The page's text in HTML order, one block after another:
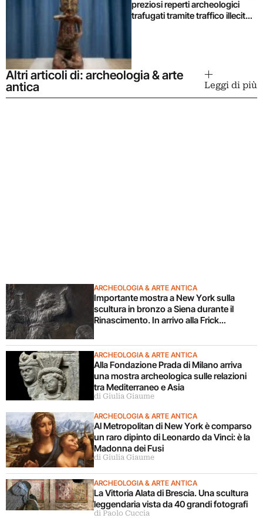
preziosi reperti archeologici
trafugati tramite traffico illecito
Altri articoli di: archeologia & arte
antica
Leggi di più
ARCHEOLOGIA & ARTE ANTICA
Importante mostra a New York sulla
scultura in bronzo a Siena durante il
Rinascimento. In arrivo alla Frick
ARCHEOLOGIA & ARTE ANTICA
Alla Fondazione Prada di Milano arriva
una mostra archeologica sulle relazioni
tra Mediterraneo e Asia
di Giulia Giaume
ARCHEOLOGIA & ARTE ANTICA
Al Metropolitan di New York è comparso
un raro dipinto di Leonardo da Vinci: è la
Madonna dei Fusi
di Giulia Giaume
ARCHEOLOGIA & ARTE ANTICA
La Vittoria Alata di Brescia. Una scultura
leggendaria vista da 40 grandi fotografi
di Paolo Cuccia